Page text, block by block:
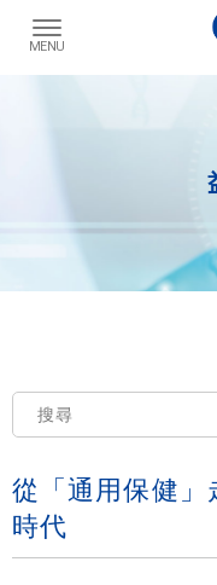
從「通用保健」
時代